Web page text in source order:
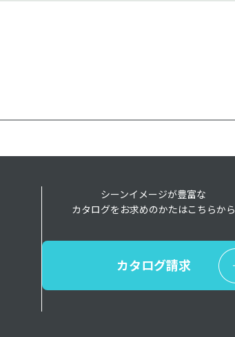
シーンイメージが豊富な
カタログをお求めのかたはこちらから
カタログ請求